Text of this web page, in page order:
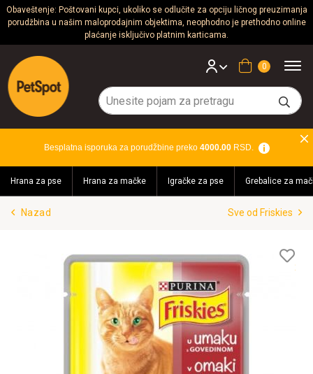
Obaveštenje: Poštovani kupci, ukoliko se odlučite za opciju ličnog preuzimanja
porudžbina u našim maloprodajnim objektima, neophodno je prethodno online
plaćanje isključivo platnim karticama.
Psi
Mačke
Glodari
Akvaristika
Teraristika
Brendovi
Akcija!
Korpa
Besplatna isporuka za porudžbine preko 4000.00RSD.
Hrana za pse Hrana za mačke Igračke za pse Grebalice za
Nazad Sve od Friskies